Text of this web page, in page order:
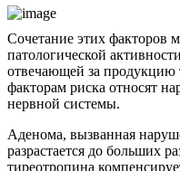
Сочетание этих факторов
патологической
отвечающей за
факторам риска относят
нервной системы.
Аденома, вызванная
разрастается до больших
тиреотропина